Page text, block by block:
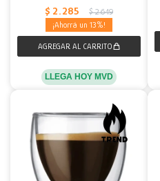
$ 2.285 $ 2.649
13
LLEGA HOY MVD